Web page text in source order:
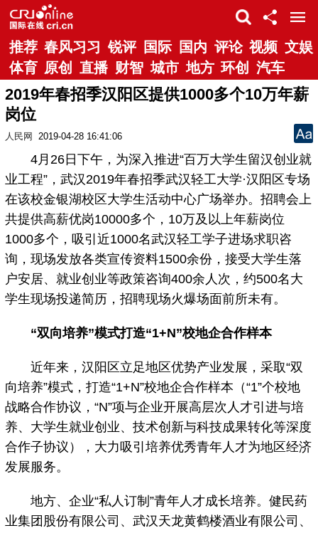
推荐 春风习习 锐评 国际 国内 评论 视频 文娱
体育 原创 直播 财智 城市 地方 环创 汽车
2019年春招季汉阳区提供1000多个10万年薪
岗位
人民网 2019-04-28 16:41:06
4月26日下午，为深入推进“百万大学生留汉创业就
业工程”，武汉2019年春招季武汉轻工大学·汉阳区专场
在该校金银湖校区大学生活动中心广场举办。招聘会上
共提供高薪优岗10000多个，10万及以上年薪岗位
1000多个，吸引近1000名武汉轻工学子进场求职咨
询，现场发放各类宣传资料1500余份，接受大学生落
户安居、就业创业等政策咨询400余人次，约500名大
学生现场投递简历，招聘现场火爆场面前所未有。
“双向培养”模式打造“1+N”校地企合作样本
近年来，汉阳区立足地区优势产业发展，采取“双
向培养”模式，打造“1+N”校地企合作样本（“1”个校地
战略合作协议，“N”项与企业开展高层次人才引进与培
养、大学生就业创业、技术创新与科技成果转化等深度
合作子协议），大力吸引培养优秀青年人才为地区经济
发展服务。
地方、企业“私人订制”青年人才成长培养。健民药
业集团股份有限公司、武汉天龙黄鹤楼酒业有限公司、